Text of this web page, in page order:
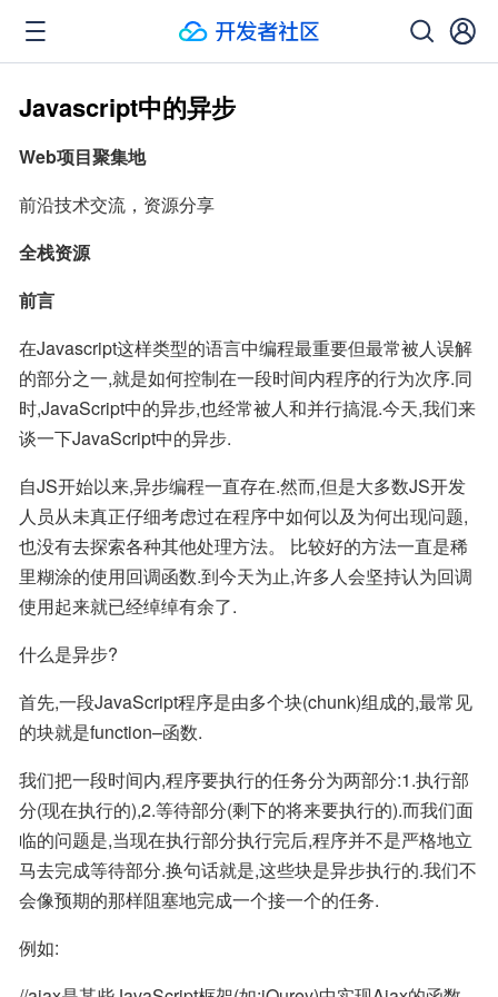
Javascript中的异步
Web项目聚集地
前沿技术交流，资源分享
全栈资源
前言
在Javascript这样类型的语言中编程最重要但最常被人误解
的部分之一,就是如何控制在一段时间内程序的行为次序.同
时,JavaScript中的异步,也经常被人和并行搞混.今天,我们来
谈一下JavaScript中的异步.
自JS开始以来,异步编程一直存在.然而,但是大多数JS开发
人员从未真正仔细考虑过在程序中如何以及为何出现问题,
也没有去探索各种其他处理方法。 比较好的方法一直是稀
里糊涂的使用回调函数.到今天为止,许多人会坚持认为回调
使用起来就已经绰绰有余了.
什么是异步?
首先,一段JavaScript程序是由多个块(chunk)组成的,最常见
的块就是function–函数.
我们把一段时间内,程序要执行的任务分为两部分:1.执行部
分(现在执行的),2.等待部分(剩下的将来要执行的).而我们面
临的问题是,当现在执行部分执行完后,程序并不是严格地立
马去完成等待部分.换句话就是,这些块是异步执行的.我们不
会像预期的那样阻塞地完成一个接一个的任务.
例如: